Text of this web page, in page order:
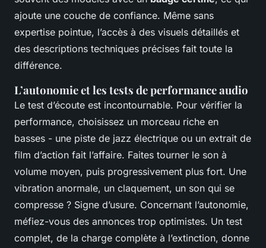
ajoute une couche de confiance. Même sans
expertise pointue, l’accès à des visuels détaillés et
des descriptions techniques précises fait toute la
différence.
L’autonomie et les tests de performance audio
Le test d’écoute est incontournable. Pour vérifier la
performance, choisissez un morceau riche en
basses - une piste de jazz électrique ou un extrait de
film d’action fait l’affaire. Faites tourner le son à
volume moyen, puis progressivement plus fort. Une
vibration anormale, un claquement, un son qui se
compresse ? Signe d’usure. Concernant l’autonomie,
méfiez-vous des annonces trop optimistes. Un test
complet, de la charge complète à l’extinction, donne